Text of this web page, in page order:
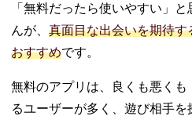
「無料だったら使いやすい」
んが、 真面目な出会いを期待
おすすめです。
無料のアプリは、良くも悪く
るユーザーが多く、遊び相手